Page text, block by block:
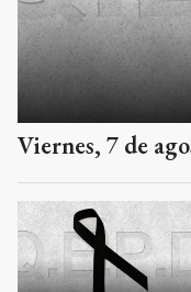
Viernes, 7 de